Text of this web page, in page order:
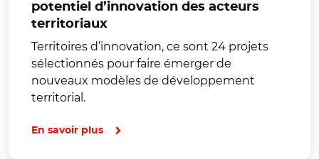
potentiel d’innovation des acteurs
territoriaux
Territoires d’innovation, ce sont 24 projets
sélectionnés pour faire émerger de
nouveaux modèles de développement
territorial.
En savoir plus